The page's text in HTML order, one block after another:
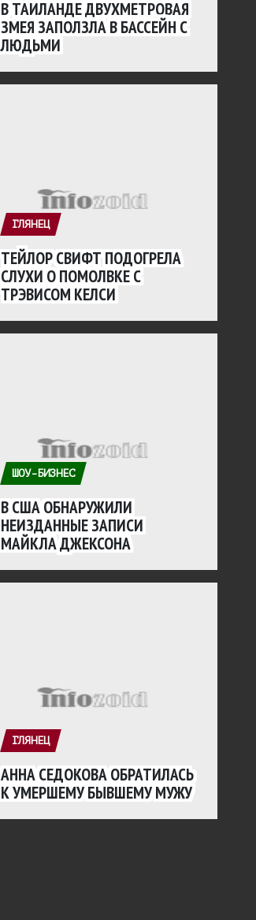
В ТАИЛАНДЕ ДВУХМЕТРОВАЯ
ЗМЕЯ ЗАПОЛЗЛА В БАССЕЙН С
ЛЮДЬМИ
ГЛЯНЕЦ
ТЕЙЛОР СВИФТ ПОДОГРЕЛА
СЛУХИ О ПОМОЛВКЕ С
ТРЭВИСОМ КЕЛСИ
ШОУ-БИЗНЕС
В США ОБНАРУЖИЛИ
НЕИЗДАННЫЕ ЗАПИСИ
МАЙКЛА ДЖЕКСОНА
ГЛЯНЕЦ
АННА СЕДОКОВА ОБРАТИЛАСЬ
К УМЕРШЕМУ БЫВШЕМУ МУЖУ